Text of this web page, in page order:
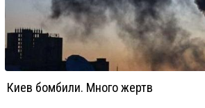
Киев бомбили. Много жертв